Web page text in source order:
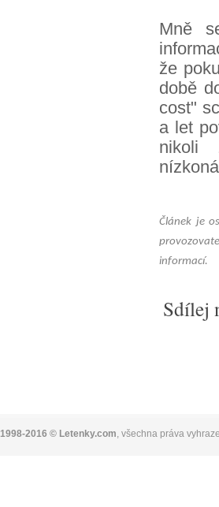
Mně
že
době
cost"
a let
nikoli
Článek je
informací.
Sdílej
1998-2016 © Letenky.com , všechna práva